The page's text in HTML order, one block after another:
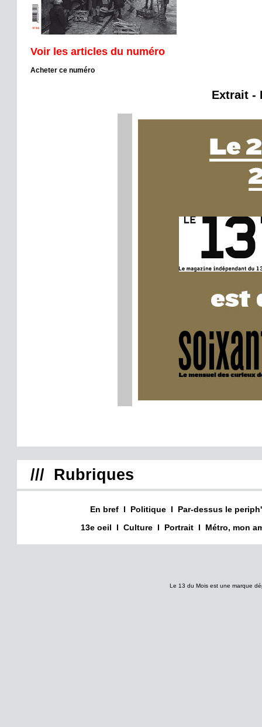
Voir les articles du numéro
Acheter ce numéro
Extrait -
/// Rubriques
En bref I Politique I
Par-dessus le periph'
13e oeil
I Culture I Portrait I Métro, mon
Le 13 du Mois est une marque